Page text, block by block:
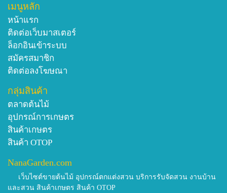
เมนูหลัก
หน้าแรก
ติดต่อเว็บมาสเตอร์
ล็อกอินเข้าระบบ
สมัครสมาชิก
ติดต่อลงโฆษณา
กลุ่มสินค้า
ตลาดต้นไม้
อุปกรณ์การเกษตร
สินค้าเกษตร
สินค้า OTOP
NanaGarden.com
เว็บไซต์ขายต้นไม้ อุปกรณ์ตกแต่งสวน บริการรับจัดสวน งานบ้าน
และสวน สินค้าเกษตร สินค้า OTOP